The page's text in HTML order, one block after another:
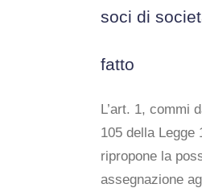
soci di
fatto
L’art. 1, commi
105 della Legge
ripropone la
assegnazione